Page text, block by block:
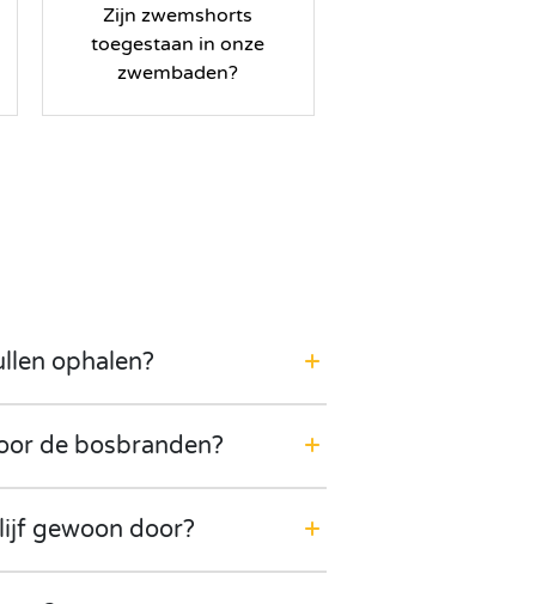
Zijn zwemshorts
toegestaan in onze
zwembaden?
ophalen?
de bosbranden?
gewoon door?